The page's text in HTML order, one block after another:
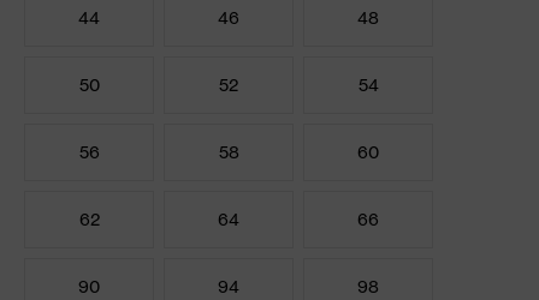
44 46 48
50 52 54
56 58 60
62 64 66
90 94 98